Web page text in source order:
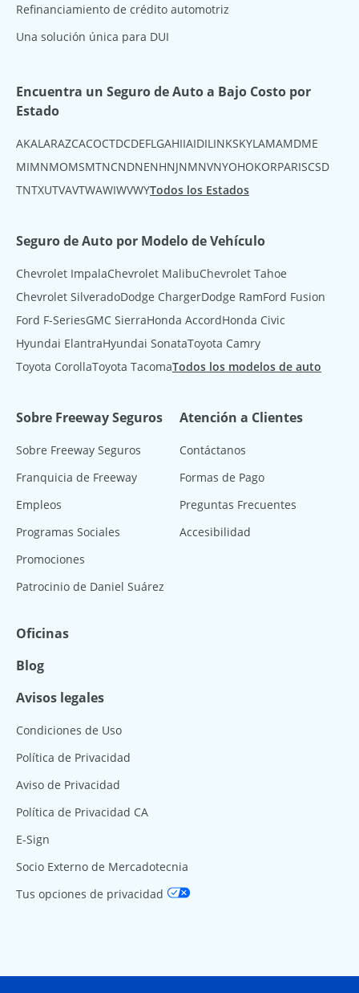
Refinanciamiento de crédito automotriz
Una solución única para DUI
Encuentra un Seguro de Auto a Bajo Costo por
Estado
AKALARAZCACOCTDCDEFLGAHIIAIDILINKSKYLAMAMDME
MIMNMOMSMTNCNDNENHNJNMNVNYOHOKORPARISCSD
TNTXUTVAVTWAWIWVWYTodos los Estados
Seguro de Auto por Modelo de Vehículo
Chevrolet ImpalaChevrolet MalibuChevrolet Tahoe
Chevrolet SilveradoDodge ChargerDodge RamFord Fusion
Ford F-SeriesGMC SierraHonda AccordHonda Civic
Hyundai ElantraHyundai SonataToyota Camry
Toyota CorollaToyota TacomaTodos los modelos de auto
Sobre Freeway Seguros
Sobre Freeway Seguros
Franquicia de Freeway
Empleos
Programas Sociales
Promociones
Patrocinio de Daniel Suárez
Atención a Clientes
Contáctanos
Formas de Pago
Preguntas Frecuentes
Accesibilidad
Oficinas
Blog
Avisos legales
Condiciones de Uso
Política de Privacidad
Aviso de Privacidad
Política de Privacidad CA
E-Sign
Socio Externo de Mercadotecnia
Tus opciones de privacidad